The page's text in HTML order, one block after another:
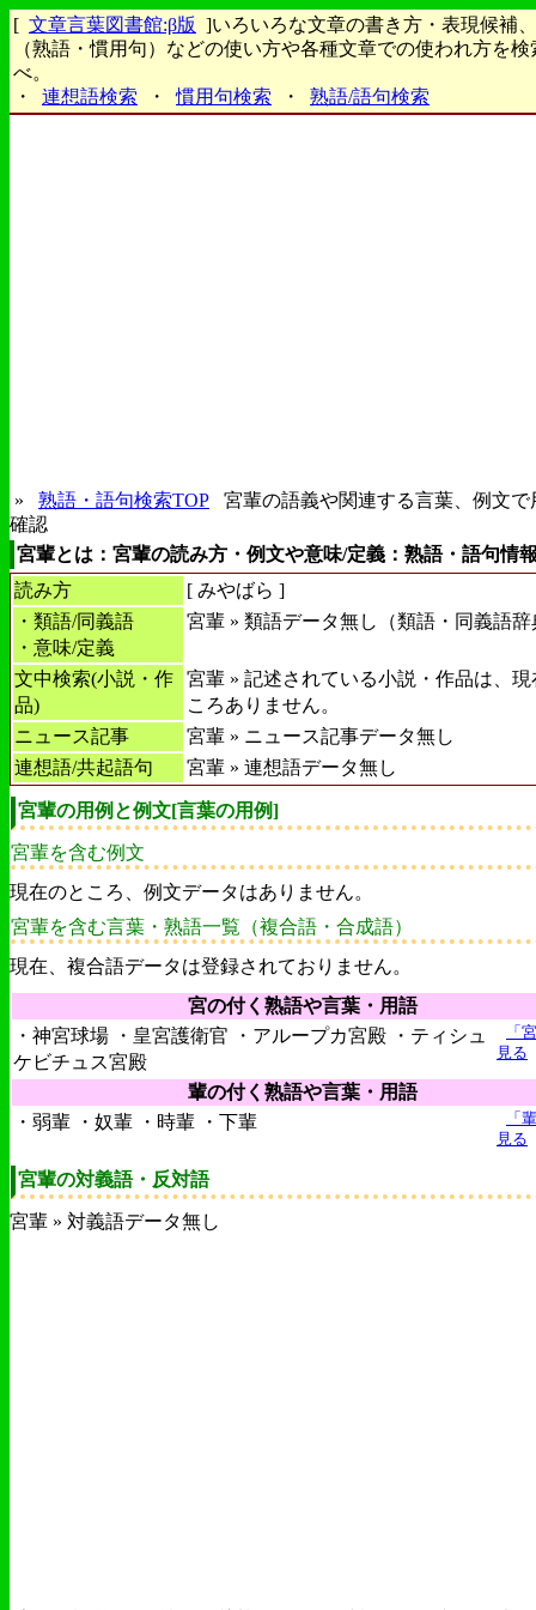
[ 文章言葉図書館:β版 ]いろいろな文章の書き方・表現候補
（熟語・慣用句）などの使い方や各種文章での使われ方を検
べ。
・
連想語検索 ・ 慣用句検索 ・ 熟語/語句検索
» 熟語・語句検索TOP
宮輩の語義や関連する言葉、例文で
確認
宮輩とは：宮輩の読み方・例文や意味/定義：熟語・語句情
読み方
[ みやばら ]
・類語/同義語
・意味/定義
宮輩 » 類語データ無し（類語・同義語辞
文中検索(小説・作
品)
宮輩 » 記述されている小説・作品は、現
ころありません。
ニュース記事
宮輩 » ニュース記事データ無し
連想語/共起語句
宮輩 » 連想語データ無し
宮輩の用例と例文[言葉の用例]
宮輩を含む例文
現在のところ、例文データはありません。
宮輩を含む言葉・熟語一覧（複合語・合成語）
現在、複合語データは登録されておりません。
宮の付く熟語や言葉・用語
・神宮球場 ・皇宮護衛官 ・アループカ宮殿 ・ティシュ
ケビチュス宮殿
「
見る
輩の付く熟語や言葉・用語
・弱輩 ・奴輩 ・時輩 ・下輩
「
見る
宮輩の対義語・反対語
宮輩 » 対義語データ無し